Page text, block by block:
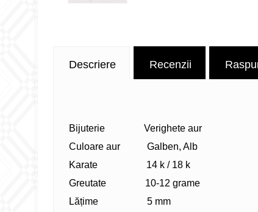
Descriere Recenzii
Bijuterie Verighete aur
Culoare aur Galben, Alb
Karate 14 k / 18 k
Greutate 10-12 grame
Lățime 5 mm